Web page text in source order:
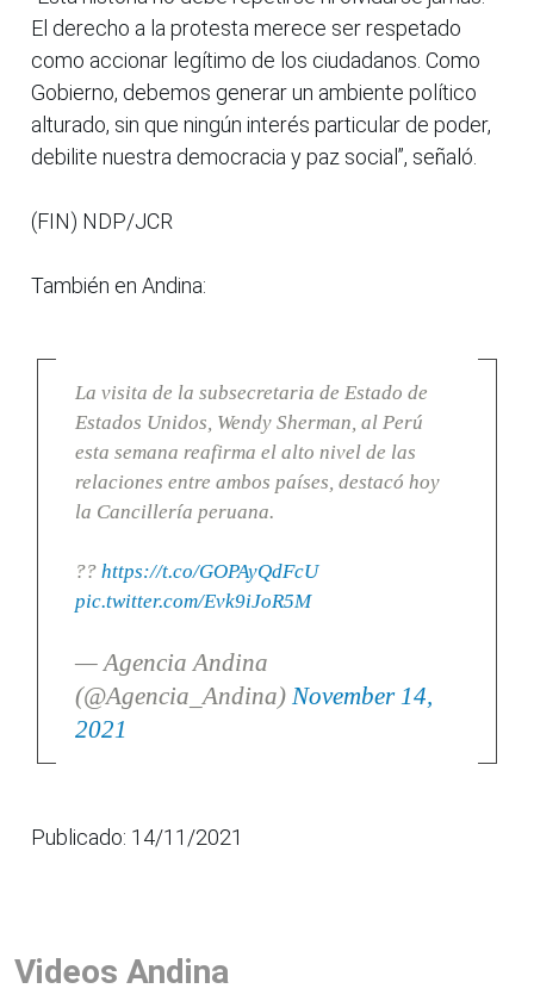
El derecho a la protesta merece ser respetado
como accionar legítimo de los ciudadanos. Como
Gobierno, debemos generar un ambiente político
alturado, sin que ningún interés particular de poder,
debilite nuestra democracia y paz social”, señaló.
(FIN) NDP/JCR
También en Andina:
La visita de la subsecretaria de Estado de
Estados Unidos, Wendy Sherman, al Perú
esta semana reafirma el alto nivel de las
relaciones entre ambos países, destacó hoy
la Cancillería peruana.
?? https://t.co/GOPAyQdFcU
pic.twitter.com/Evk9iJoR5M
— Agencia Andina
(@Agencia_Andina) November 14,
2021
Publicado: 14/11/2021
Videos Andina